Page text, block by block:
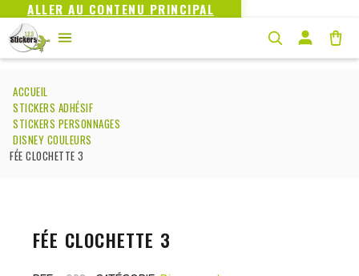
ALLER AU CONTENU PRINCIPAL
ACCUEIL
STICKERS ADHÉSIF
STICKERS PERSONNAGES
DISNEY COULEURS
FÉE CLOCHETTE 3
FÉE CLOCHETTE 3